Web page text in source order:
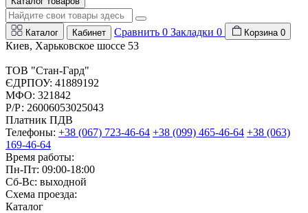
Каталог Кабинет Сравнить 0 Закладки 0 Корзина 0
Киев, Харьковское шоссе 53
ТОВ "Стан-Гард"
ЄДРПОУ: 41889192
МФО: 321842
Р/Р: 26006053025043
Платник ПДВ
Телефоны: +38 (067) 723-46-64 +38 (099) 465-46-64 +38 (063)
169-46-64
Время работы:
Пн-Пт: 09:00-18:00
Сб-Вс: выходной
Схема проезда:
Каталог